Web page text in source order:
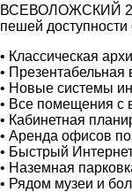
ВСЕВОЛОЖСКИЙ 2
пешей доступности
• Классическая
• Презентабельная
• Новые системы
• Все помещения с
• Кабинетная
• Аренда офисов
• Быстрый
• Наземная
• Рядом музеи и